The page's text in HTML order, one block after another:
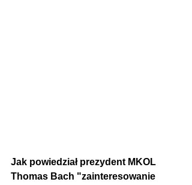
Jak powiedział prezydent MKOL
Thomas Bach "zainteresowanie